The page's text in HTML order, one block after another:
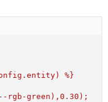
%}
rgb-green),0.30);